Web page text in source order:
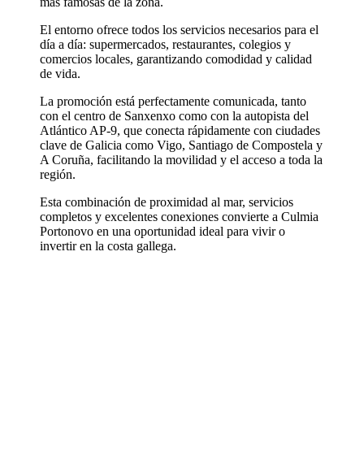
El entorno ofrece todos los servicios necesarios para el
día a día: supermercados, restaurantes, colegios y
comercios locales, garantizando comodidad y calidad
de vida.
La promoción está perfectamente comunicada, tanto
con el centro de Sanxenxo como con la autopista del
Atlántico AP-9, que conecta rápidamente con ciudades
clave de Galicia como Vigo, Santiago de Compostela y
A Coruña, facilitando la movilidad y el acceso a toda la
región.
Esta combinación de proximidad al mar, servicios
completos y excelentes conexiones convierte a Culmia
Portonovo en una oportunidad ideal para vivir o
invertir en la costa gallega.